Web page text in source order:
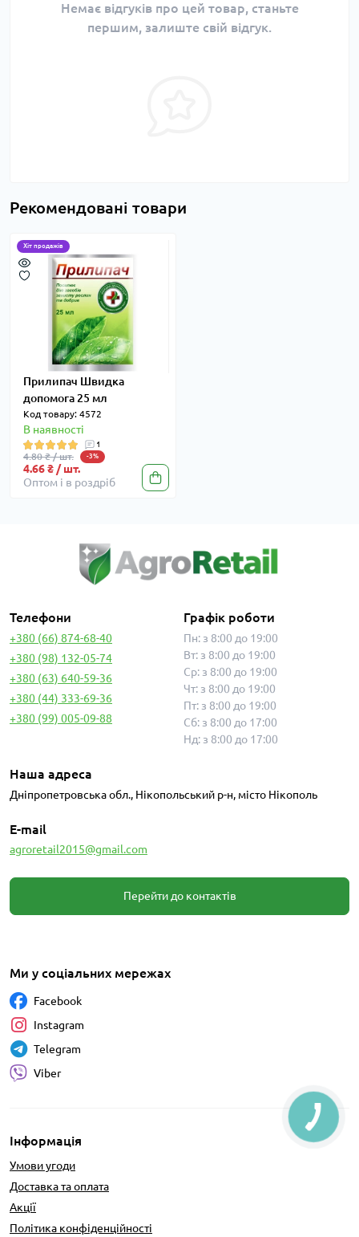
Немає відгуків про цей товар, станьте
першим, залиште свій відгук.
Рекомендовані товари
Хіт продажів
Прилипач Швидка
допомога 25 мл
Код товару: 4572
В наявності
1
4.80 ₴ / шт. -3%
4.66 ₴ / шт.
Оптом і в роздріб
Телефони
+380 (66) 874-68-40
+380 (98) 132-05-74
+380 (63) 640-59-36
+380 (44) 333-69-36
+380 (99) 005-09-88
Графік роботи
Пн: з 8:00 до 19:00
Вт: з 8:00 до 19:00
Ср: з 8:00 до 19:00
Чт: з 8:00 до 19:00
Пт: з 8:00 до 19:00
Сб: з 8:00 до 17:00
Нд: з 8:00 до 17:00
Наша адреса
Дніпропетровська обл., Нікопольський р-н, місто Нікополь
E-mail
agroretail2015@gmail.com
Перейти до контактів
Інформація
Умови угоди
Доставка та оплата
Акції
Політика конфіденційності
Ми у соціальних мережах
Facebook
Instagram
Telegram
Viber